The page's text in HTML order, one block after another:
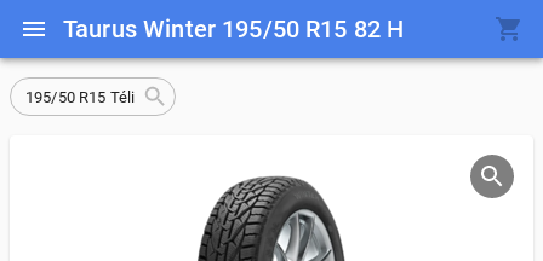
Taurus Winter 195/50 R15 82 H
195/50 R15 Téli